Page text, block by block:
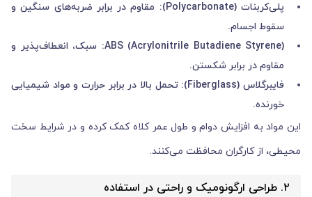
پلی‌کربنات (Polycarbonate): مقاوم در برابر ضربه‌های سنگین و
سقوط اجسام.
ABS (Acrylonitrile Butadiene Styrene): سبک، انعطاف‌پذیر و
مقاوم در برابر شکستن.
فایبرگلاس (Fiberglass): تحمل بالا در برابر حرارت و مواد شیمیایی
خورنده.
این مواد به افزایش دوام و طول عمر کلاه کمک کرده و در شرایط سخت
محیطی، از کارگران محافظت می‌کنند.
۲. طراحی ارگونومیک و راحتی در استفاده